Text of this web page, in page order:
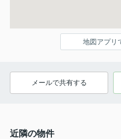
地図アプリ
メールで共有する
近隣の物件